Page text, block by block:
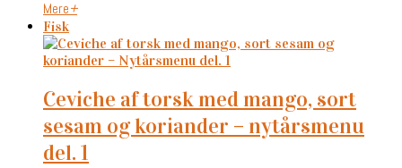
Mere+
Fisk
ceviche af torsk med mango, sort
sesam og koriander – nytårsmenu
del. 1